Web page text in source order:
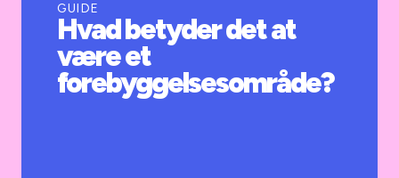
Kurser og arrangementer
Jobportalen
GUIDE
Hvad betyder det at
være et
forebyggelsesområde?